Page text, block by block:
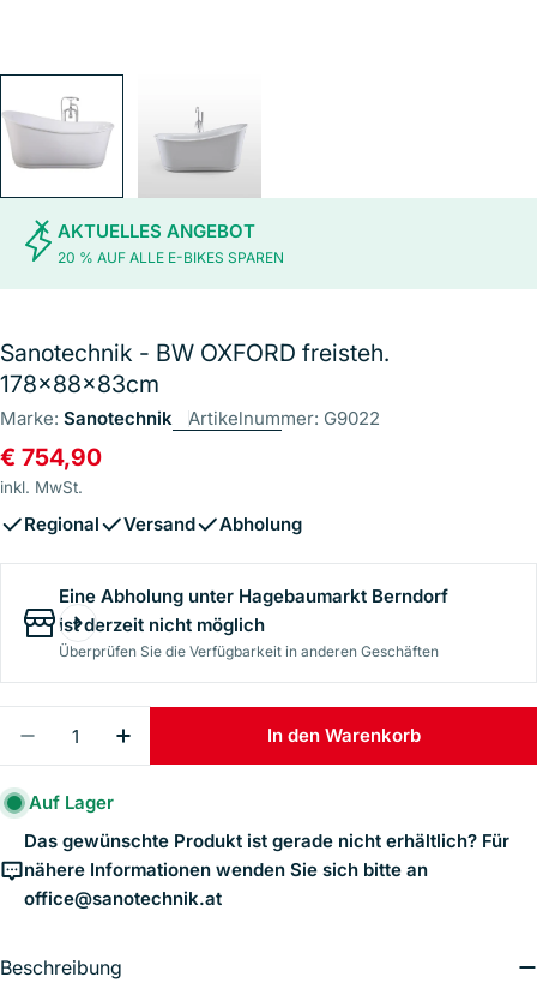
AKTUELLES ANGEBOT
20 % AUF ALLE E-BIKES SPAREN
Sanotechnik - BW OXFORD freisteh.
178x88x83cm
Marke: Sanotechnik Artikelnummer: G9022
Regulärer
Preis
€ 754,90
inkl. MwSt.
Regional Versand Abholung
Eine Abholung unter Hagebaumarkt Berndorf
ist derzeit nicht möglich
Überprüfen Sie die Verfügbarkeit in anderen Geschäften
Menge Für Sanotechnik - BW OXFORD Freisteh.
Menge Für Sanotechnik - BW OXFORD
In den Warenkorb
Auf Lager
Das gewünschte Produkt ist gerade nicht erhältlich? Für
nähere Informationen wenden Sie sich bitte an
office@sanotechnik.at
Beschreibung